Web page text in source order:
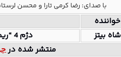
با صدای: رضا کرمی تارا و محسن
خواننده
شاه بیتز
دژم 4 “ریمیکس کردی غمگین”
منتشر شده در